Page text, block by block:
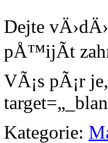
Dejte
pÅ™ijÃ­t
VÃ¡s pÃ¡r
Kategorie: